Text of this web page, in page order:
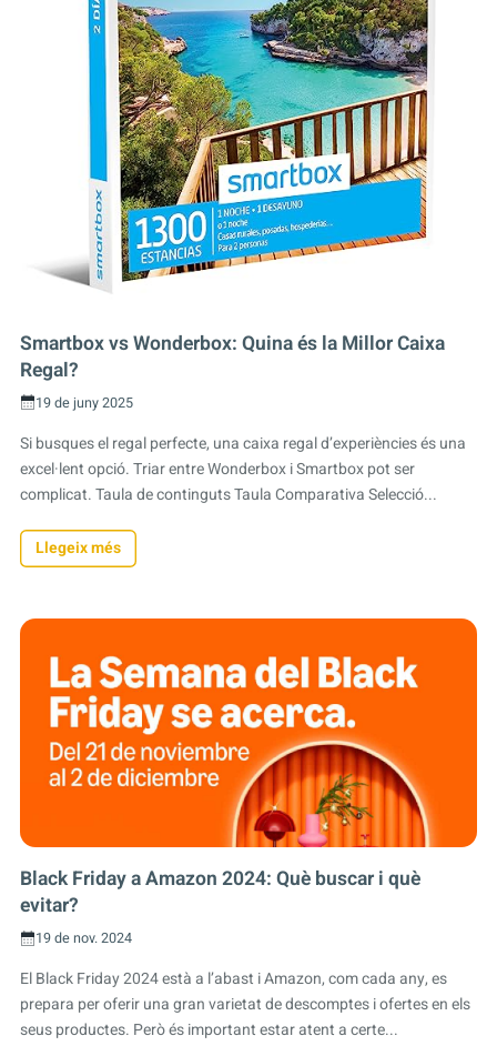
Smartbox vs Wonderbox: Quina és la Millor Caixa
Regal?
19 de juny 2025
Si busques el regal perfecte, una caixa regal d’experiències és una
excel·lent opció. Triar entre Wonderbox i Smartbox pot ser
complicat. Taula de continguts Taula Comparativa Selecció...
Llegeix més
Black Friday a Amazon 2024: Què buscar i què
evitar?
19 de nov. 2024
El Black Friday 2024 està a l’abast i Amazon, com cada any, es
prepara per oferir una gran varietat de descomptes i ofertes en els
seus productes. Però és important estar atent a certe...